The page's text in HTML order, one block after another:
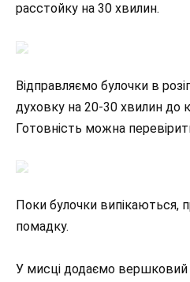
расстойку на 30 хвилин.
Відправляємо булочки в
духовку на 20-30 хвилин до
Готовність можна
Поки булочки випікаються,
помадку.
У мисці додаємо вершковий